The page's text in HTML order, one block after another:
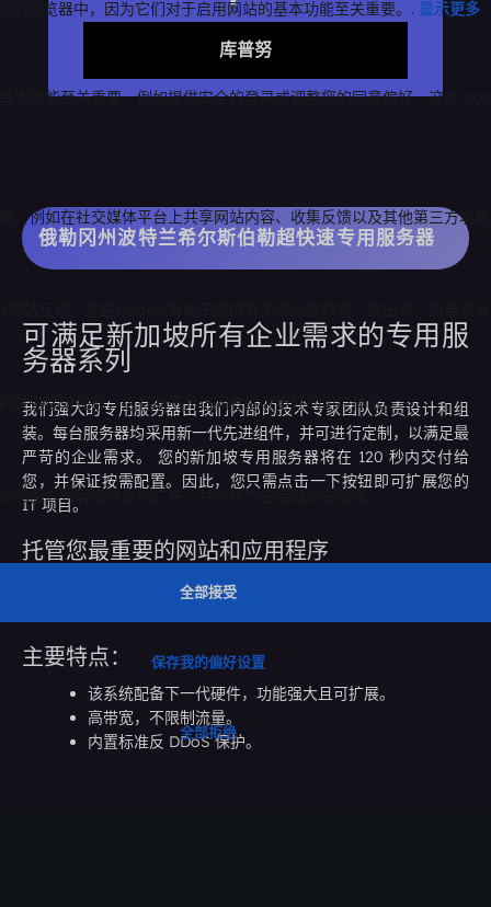
库普努
俄勒冈州波特兰希尔斯伯勒超快速专用服务器
可满足新加坡所有企业需求的专用服
务器系列
我们强大的专用服务器由我们内部的技术专家团队负责设计和组
装。每台服务器均采用新一代先进组件，并可进行定制，以满足最
严苛的企业需求。 您的新加坡专用服务器将在 120 秒内交付给
您，并保证按需配置。因此，您只需点击一下按钮即可扩展您的
IT 项目。
托管您最重要的网站和应用程序
您可以在我们私密、高安全性的网站内托管您最重要的网站和应用
主要特点：
该系统配备下一代硬件，功能强大且可扩展。
高带宽，不限制流量。
内置标准反 DDoS 保护。